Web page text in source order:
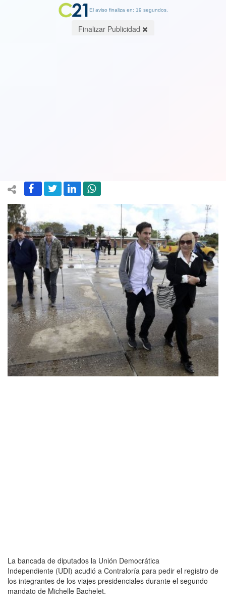
La bancada de diputados la Unión Democrática
Independiente (UDI) acudió a Contraloría para pedir el registro de
los integrantes de los viajes presidenciales durante el segundo
mandato de Michelle Bachelet.
El aviso finaliza en: 19 segundos.
Finalizar Publicidad